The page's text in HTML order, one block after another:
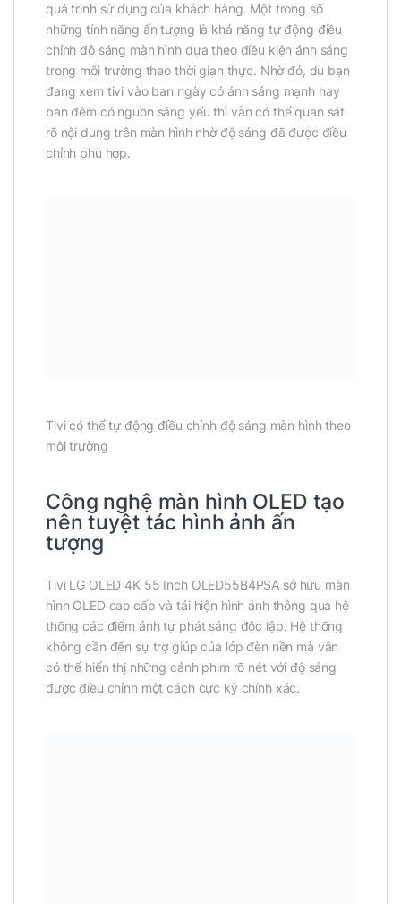
quá trình sử dụng của khách hàng. Một trong số
những tính năng ấn tượng là khả năng tự động điều
chỉnh độ sáng màn hình dựa theo điều kiện ánh sáng
trong môi trường theo thời gian thực. Nhờ đó, dù bạn
đang xem tivi vào ban ngày có ánh sáng mạnh hay
ban đêm có nguồn sáng yếu thì vẫn có thể quan sát
rõ nội dung trên màn hình nhờ độ sáng đã được điều
chỉnh phù hợp.
Tivi có thể tự động điều chỉnh độ sáng màn hình theo
môi trường
Công nghệ màn hình OLED tạo
nên tuyệt tác hình ảnh ấn
tượng
Tivi LG OLED 4K 55 Inch OLED55B4PSA sở hữu màn
hình OLED cao cấp và tái hiện hình ảnh thông qua hệ
thống các điểm ảnh tự phát sáng độc lập. Hệ thống
không cần đến sự trợ giúp của lớp đèn nền mà vẫn
có thể hiển thị những cảnh phim rõ nét với độ sáng
được điều chỉnh một cách cực kỳ chính xác.